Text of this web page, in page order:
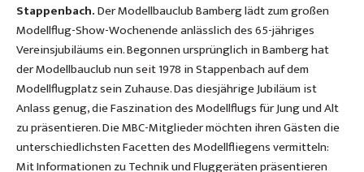
Stappenbach.Der Modellbauclub Bamberg lädt zum großen
Modellflug-Show-Wochenende anlässlich des 65-jähriges
Vereinsjubiläums ein. Begonnen ursprünglich in Bamberg hat
der Modellbauclub nun seit 1978 in Stappenbach auf dem
Modellflugplatz sein Zuhause. Das diesjährige Jubiläum ist
Anlass genug, die Faszination des Modellflugs für Jung und Alt
zu präsentieren. Die MBC-Mitglieder möchten ihren Gästen die
unterschiedlichsten Facetten des Modellfliegens vermitteln:
Mit Informationen zu Technik und Fluggeräten präsentieren